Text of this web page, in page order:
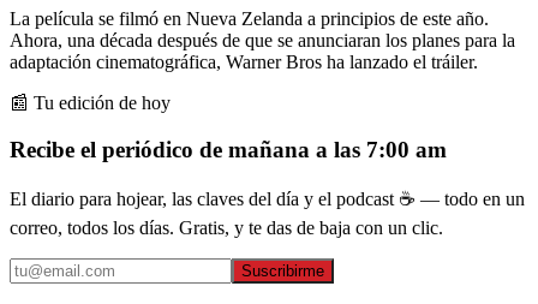
La película se filmó en Nueva Zelanda a principios de este año.
Ahora, una década después de que se anunciaran los planes para la
adaptación cinematográfica, Warner Bros ha lanzado el tráiler.
📰 Tu edición de hoy
Recibe el periódico de mañana a las 7:00 am
El diario para hojear, las claves del día y el podcast ☕ — todo en un
correo, todos los días. Gratis, y te das de baja con un clic.
Suscribirme